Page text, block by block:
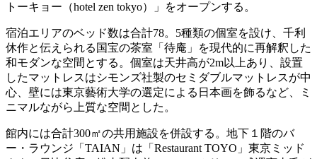
トーキョー（hotel zen tokyo）」をオープンする。
宿泊エリアのベッド数は合計78。5種類の個室を設け、千利
休作と伝えられる国宝の茶室「待庵」を現代的に再解釈した
和モダンな空間とする。個室は天井高が2m以上あり、設置
したマットレスはシモンズ社製のセミダブルマットレスが中
心、壁には東京藝術大学の選定による日本画を飾るなど、ミ
ニマルながら上質な空間とした。
館内には合計300㎡の共用施設を併設する。地下１階のバ
ー・ラウンジ「TAIAN」は「Restaurant TOYO」東京ミッド